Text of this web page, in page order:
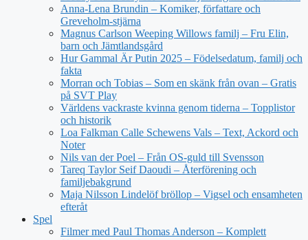
Anna-Lena Brundin – Komiker, författare och
Greveholm-stjärna
Magnus Carlson Weeping Willows familj – Fru Elin,
barn och Jämtlandsgård
Hur Gammal Är Putin 2025 – Födelsedatum, familj och
fakta
Morran och Tobias – Som en skänk från ovan – Gratis
på SVT Play
Världens vackraste kvinna genom tiderna – Topplistor
och historik
Loa Falkman Calle Schewens Vals – Text, Ackord och
Noter
Nils van der Poel – Från OS-guld till Svensson
Tareq Taylor Seif Daoudi – Återförening och
familjebakgrund
Maja Nilsson Lindelöf bröllop – Vigsel och ensamheten
efteråt
Spel
Filmer med Paul Thomas Anderson – Komplett